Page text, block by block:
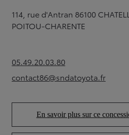
114, rue d'Antran 86100
POITOU-CHARENTE
05.49.20.03.80(Opens in new tab)
contact86@sndatoyota.fr
(Opens in new tab)
En savoir plus sur ce
(Opens in